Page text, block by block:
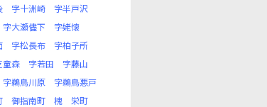
字十洲崎
字半戸沢
字大瀬儘下
字姥懐
字松長布
字柏子所
童森 字若田
字藤山
字鵜鳥川原
字鵜鳥悪戸
御指南町 槐
栄町